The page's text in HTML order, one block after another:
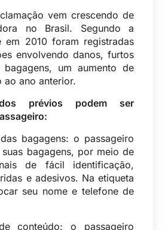
vem crescendo de
no Brasil. Segundo a
em 2010 foram registradas
envolvendo danos, furtos
um aumento de
ao ano anterior.
prévios podem ser
bagagens: o passageiro
bagagens, por meio de
de fácil identificação,
e adesivos. Na etiqueta
seu nome e telefone de
conteúdo: o passageiro